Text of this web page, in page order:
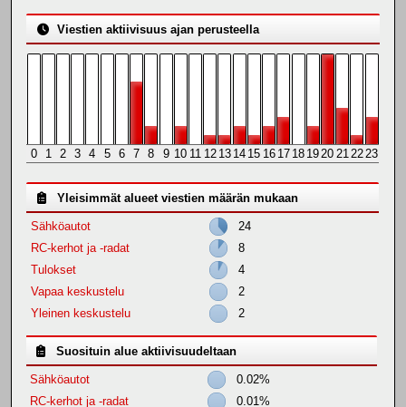
Viestien aktiivisuus ajan perusteella
0 1 2 3 4 5 6 7 8 9 10 11 12 13 14 15 16 17 18 1920 212223
Yleisimmät alueet viestien määrän mukaan
Sähköautot
24
RC-kerhot ja -radat
8
Tulokset
4
Vapaa keskustelu
2
Yleinen keskustelu
2
Suosituin alue aktiivisuudeltaan
Sähköautot
0.02%
RC-kerhot ja -radat
0.01%